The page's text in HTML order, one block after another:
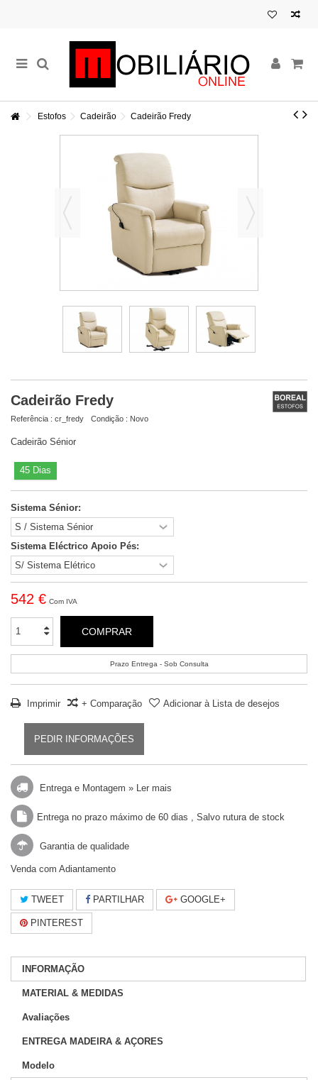
Estofos Cadeirão Cadeirão Fredy
Cadeirão Fredy
Referência : cr_fredy Condição : Novo
Cadeirão Sénior
45 Dias
Sistema Sénior:
Sistema Eléctrico Apoio Pés:
542 € Com IVA
COMPRAR
Prazo Entrega - Sob Consulta
Imprimir + Comparação Adicionar à Lista de desejos
PEDIR INFORMAÇÕES
Entrega e Montagem » Ler mais
Entrega no prazo máximo de 60 dias , Salvo rutura de stock
Garantia de qualidade
Venda com Adiantamento
TWEET PARTILHAR GOOGLE+
PINTEREST
INFORMAÇÃO
MATERIAL & MEDIDAS
Avaliações
ENTREGA MADEIRA & AÇORES
Modelo